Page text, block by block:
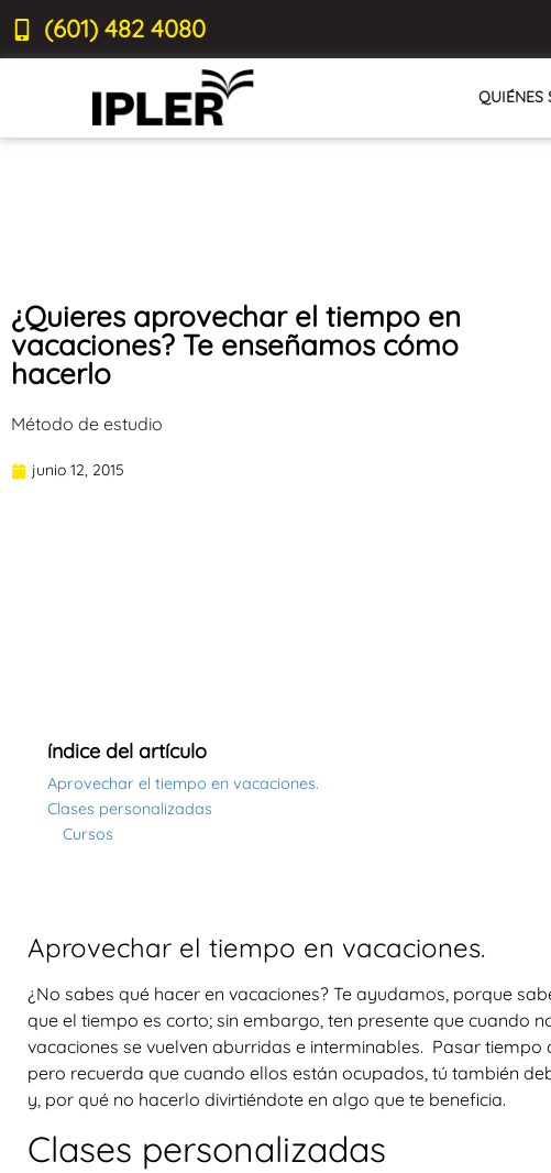
(601) 482 4080
QUIÉNES
¿Quieres aprovechar el tiempo en
vacaciones? Te enseñamos cómo
hacerlo
Método de estudio
junio 12, 2015
índice del artículo
Aprovechar el tiempo en vacaciones.
Clases personalizadas
Cursos
Aprovechar el tiempo en vacaciones.
¿No sabes qué hacer en vacaciones? Te ayudamos, porque
que el tiempo es corto; sin embargo, ten presente que cuando
vacaciones se vuelven aburridas e interminables. Pasar tiempo
pero recuerda que cuando ellos están ocupados, tú también
y, por qué no hacerlo divirtiéndote en algo que te beneficia.
Clases personalizadas